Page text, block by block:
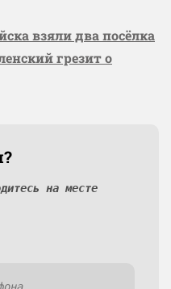
взяли два посёлка
грезит о
на месте